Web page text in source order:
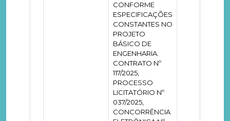
CONFORME
ESPECIFICAÇÕES
CONSTANTES NO
PROJETO
BÁSICO DE
ENGENHARIA.
CONTRATO Nº
117/2025,
PROCESSO
LICITATÓRIO Nº
037/2025,
CONCORRÊNCIA